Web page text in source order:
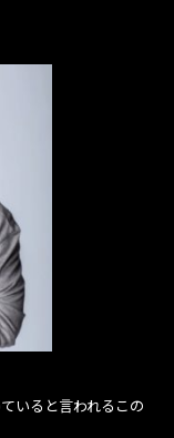
いると言われるこの